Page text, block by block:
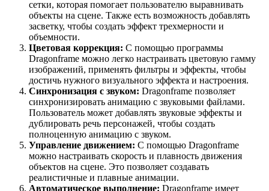
сетки, которая помогает пользователю выравнивать
объекты на сцене. Также есть возможность добавлять
засветку, чтобы создать эффект трехмерности и
объемности.
Цветовая коррекция: С помощью программы
Dragonframe можно легко настраивать цветовую гамму
изображений, применять фильтры и эффекты, чтобы
достичь нужного визуального эффекта и настроения.
Синхронизация с звуком: Dragonframe позволяет
синхронизировать анимацию с звуковыми файлами.
Пользователь может добавлять звуковые эффекты и
дублировать речь персонажей, чтобы создать
полноценную анимацию с звуком.
Управление движением: С помощью Dragonframe
можно настраивать скорость и плавность движения
объектов на сцене. Это позволяет создавать
реалистичные и плавные анимации.
Автоматическое выполнение: Dragonframe имеет